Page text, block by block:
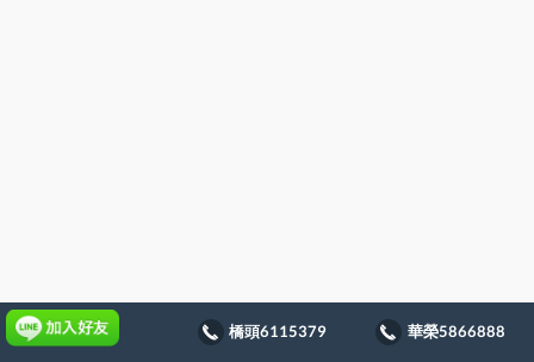
橋頭6115379 華榮5866888